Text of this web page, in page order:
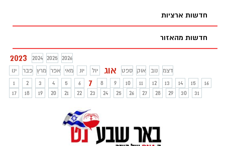
חדשות ארציות
חדשות מהאזור
2023 2024 2025
2026
ינו
פבר מרץ אפר מאי יונ יול אוג ספט אוק נוב
דצמ
1
2 3 4 5 6 7 8 9 10 11 12 13 14 15
16
17
18 19 20 21 22 23 24 25 26 27 28 29 30 31